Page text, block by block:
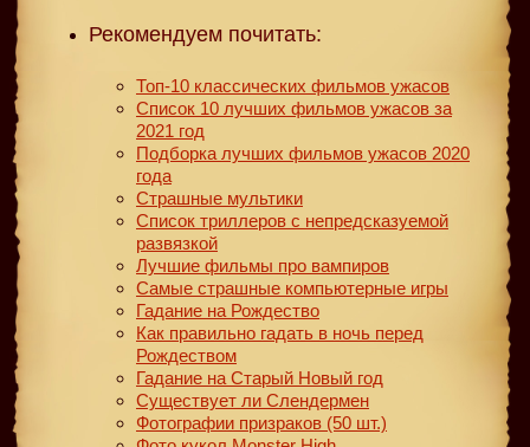
Рекомендуем почитать:
Топ-10 классических фильмов ужасов
Список 10 лучших фильмов ужасов за
2021 год
Подборка лучших фильмов ужасов 2020
года
Страшные мультики
Список триллеров с непредсказуемой
развязкой
Лучшие фильмы про вампиров
Самые страшные компьютерные игры
Гадание на Рождество
Как правильно гадать в ночь перед
Рождеством
Гадание на Старый Новый год
Существует ли Слендермен
Фотографии призраков (50 шт.)